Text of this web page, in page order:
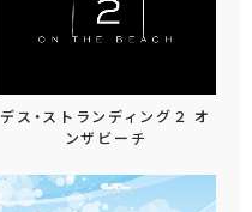
デス・ストランディング２ オ
ンザビーチ